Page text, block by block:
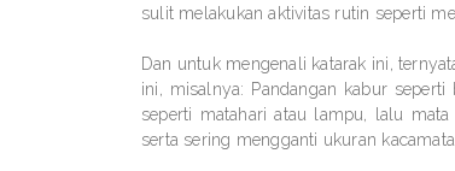
sulit melakukan aktivitas rutin seperti
Dan untuk mengenali katarak ini,
ini, misalnya: Pandangan kabur
seperti matahari atau lampu, lalu
serta sering mengganti ukuran kacamata.